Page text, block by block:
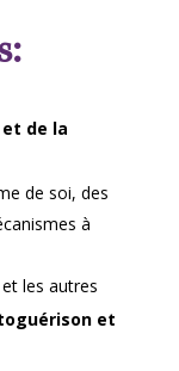
de la
de soi, des
à
les autres
et